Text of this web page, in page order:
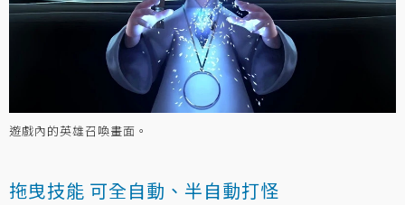
遊戲內的英雄召喚畫面。
拖曳技能 可全自動、半自動打怪